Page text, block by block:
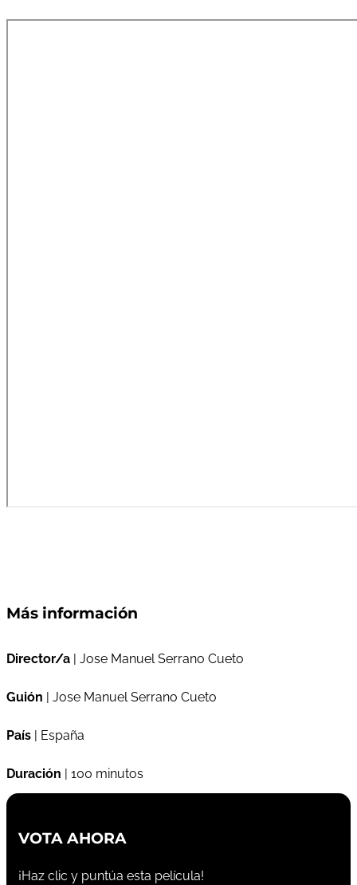
Más información
Director/a | Jose Manuel Serrano Cueto
Guión | Jose Manuel Serrano Cueto
País | España
Duración | 100 minutos
VOTA AHORA
¡Haz clic y puntúa esta película!